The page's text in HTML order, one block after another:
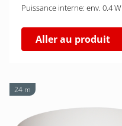
Puissance interne: env. 0.4 W
Aller au produit
24 m